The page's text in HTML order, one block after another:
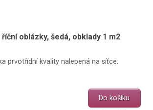
oblázky, šedá, obklady 1 m2
prvotřídní kvality nalepená na síťce.
Do košíku